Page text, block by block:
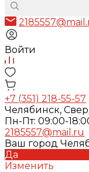
Войти
+7 (351) 218-55-57
Челябинск,
Пн-Пт: 09:00-
2185557@mail.ru
Ваш город
Да
Изменить